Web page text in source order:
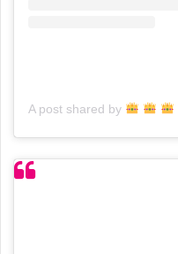
A post shared by